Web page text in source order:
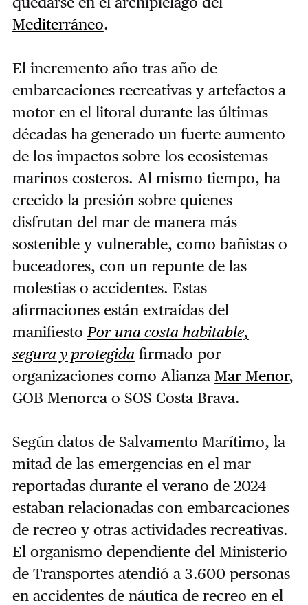
Mediterráneo.
El incremento año tras año de
embarcaciones recreativas y artefactos a
motor en el litoral durante las últimas
décadas ha generado un fuerte aumento
de los impactos sobre los ecosistemas
marinos costeros. Al mismo tiempo, ha
crecido la presión sobre quienes
disfrutan del mar de manera más
sostenible y vulnerable, como bañistas o
buceadores, con un repunte de las
molestias o accidentes. Estas
afirmaciones están extraídas del
manifiesto Por una costa habitable,
segura y protegidafirmado por
organizaciones como Alianza Mar Menor,
GOB Menorca o SOS Costa Brava.
Según datos de Salvamento Marítimo, la
mitad de las emergencias en el mar
reportadas durante el verano de 2024
estaban relacionadas con embarcaciones
de recreo y otras actividades recreativas.
El organismo dependiente del Ministerio
de Transportes atendió a 3.600 personas
en accidentes de náutica de recreo en el